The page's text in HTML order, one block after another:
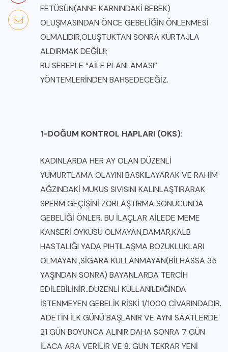
FETÜSÜN(ANNE KARNINDAKİ BEBEK)
OLUŞMASINDAN ÖNCE GEBELİĞİN ÖNLENMESİ
OLMALIDIR,OLUŞTUKTAN SONRA KÜRTAJLA
ALDIRMAK DEĞİL!!;
BU SEBEPLE “AİLE PLANLAMASI”
YÖNTEMLERİNDEN BAHSEDECEĞİZ.
1-DOĞUM KONTROL HAPLARI (OKS):
KADINLARDA HER AY OLAN DÜZENLİ
YUMURTLAMA OLAYINI BASKILAYARAK VE RAHİM
AĞZINDAKİ MUKUS SIVISINI KALINLAŞTIRARAK
SPERM GEÇİŞİNİ ZORLAŞTIRMA SONUCUNDA
GEBELİĞİ ÖNLER. BU İLAÇLAR AİLEDE MEME
KANSERİ ÖYKÜSÜ OLMAYAN,DAMAR,KALB
HASTALIĞI YADA PIHTILAŞMA BOZUKLUKLARI
OLMAYAN ,SİGARA KULLANMAYAN(BİLHASSA 35
YAŞINDAN SONRA) BAYANLARDA TERCİH
EDİLEBİLİNİR..DÜZENLİ KULLANILDIĞINDA
İSTENMEYEN GEBELİK RİSKİ 1/1000 CİVARINDADIR.
ADETİN İLK GÜNÜ BAŞLANIR VE AYNI SAATLERDE
21 GÜN BOYUNCA ALINIR DAHA SONRA 7 GÜN
İLACA ARA VERİLİR VE 8. GÜN TEKRAR YENİ